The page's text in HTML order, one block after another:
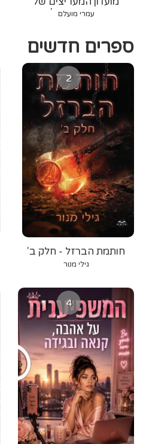
דוקטור פיקל
עמרי מועלם
ספרים חדשים
2
חותמת הברזל - חלק ב'
גילי מנור
4